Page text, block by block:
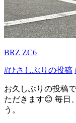
BRZ ZC6
#ひさしぶりの投稿
お久しぶりの投稿
ただきます😊 毎日
う。